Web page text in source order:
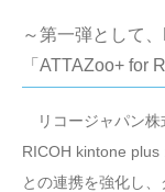
～第一弾として
「ATTAZoo+ for
リコージャパン株
RICOH kintone plus
との連携を強化し